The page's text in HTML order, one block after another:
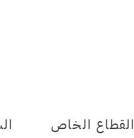
القطاع الخاص